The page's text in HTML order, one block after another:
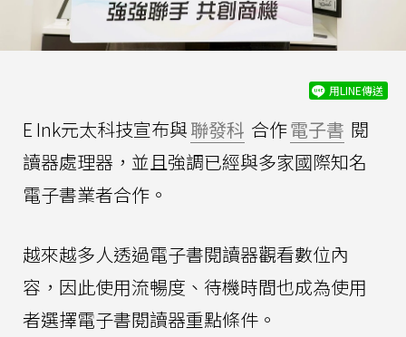
用LINE傳送
E Ink元太科技宣布與聯發科 合作電子書 閱
讀器處理器，並且強調已經與多家國際知名
電子書業者合作。
越來越多人透過電子書閱讀器觀看數位內
容，因此使用流暢度、待機時間也成為使用
者選擇電子書閱讀器重點條件。